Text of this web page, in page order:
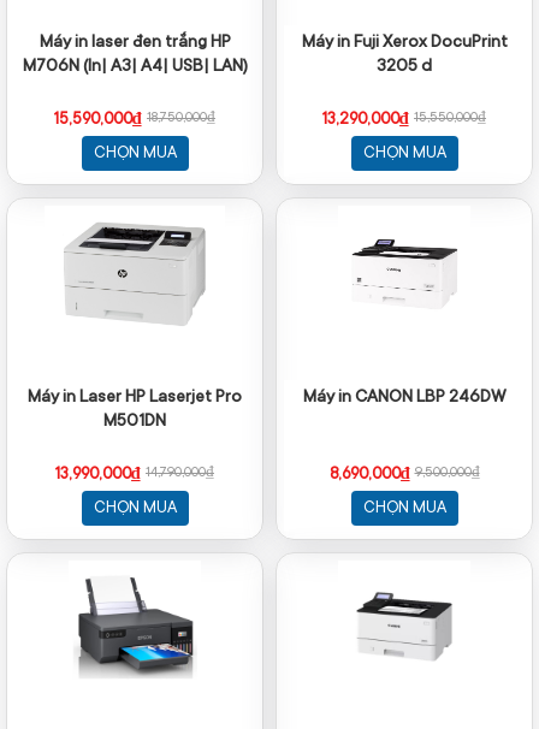
Máy in laser đen trắng HP
M706N (In| A3| A4| USB| LAN)
15,590,000₫ 18,750,000₫
CHỌN MUA
Máy in Fuji Xerox DocuPrint
3205 d
13,290,000₫ 15,550,000₫
CHỌN MUA
Máy in Laser HP Laserjet Pro
M501DN
13,990,000₫ 14,790,000₫
CHỌN MUA
Máy in CANON LBP 246DW
8,690,000₫ 9,500,000₫
CHỌN MUA